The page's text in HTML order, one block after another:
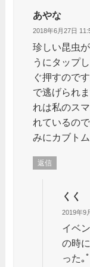
あやな
2018年6月27日
珍しい昆虫
うにタップ
ぐ押すので
で逃げられ
れは私のス
れているの
みにカブト
返信
くく
2019年9
イベ
の時
った｡